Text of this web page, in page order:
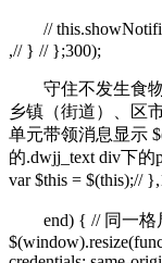
//
,// } // };300);
守住不发生食物
乡镇（街道）、区
单元带领消息显示
的.dwjj_text div下的
var $this = $(this);//
end) { // 同一格局